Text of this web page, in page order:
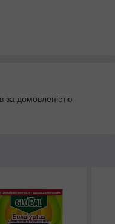
за домовленістю